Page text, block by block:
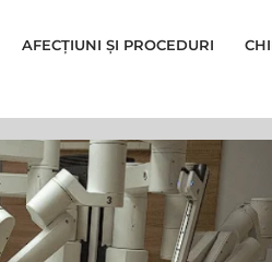
AFECȚIUNI ȘI PROCEDURI